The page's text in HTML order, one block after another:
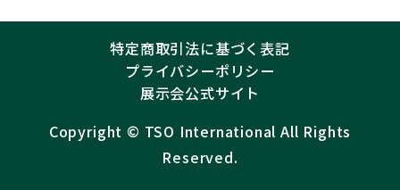
特定商取引法に基づく表記
プライバシーポリシー
展示会公式サイト
Copyright ©︎ TSO International All Rights
Reserved.